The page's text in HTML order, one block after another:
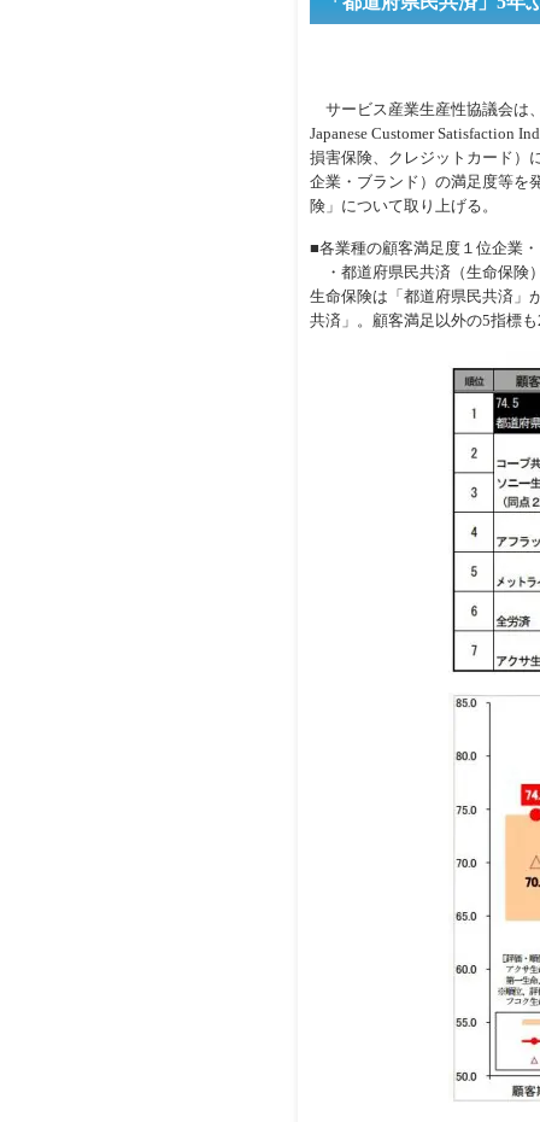
サービス産業生産性協議会は
Japanese Customer Satisfaction
損害保険、クレジットカード）
企業・ブランド）の満足度等を
険」について取り上げる。
■各業種の顧客満足度１位企業
・都道府県民共済（生命保険
生命保険は「都道府県民共済」
共済」。顧客満足以外の5指標